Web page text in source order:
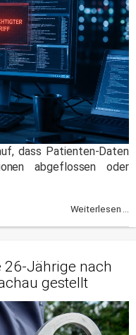
dass Patienten-Daten
abgeflossen oder
Weiterlesen ...
26-Jährige nach
gestellt